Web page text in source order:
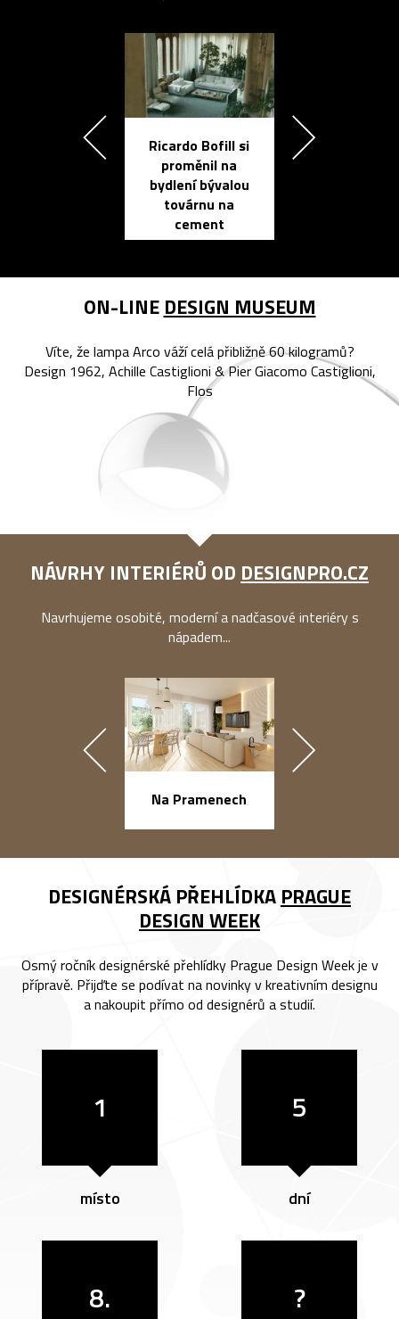
Ricardo Bofill si
proměnil na
bydlení bývalou
továrnu na
cement
ON-LINE DESIGN MUSEUM
Víte, že lampa Arco váží celá přibližně 60 kilogramů?
Design 1962, Achille Castiglioni & Pier Giacomo Castiglioni,
Flos
NÁVRHY INTERIÉRŮ OD DESIGNPRO.CZ
Navrhujeme osobité, moderní a nadčasové interiéry s
nápadem...
Na Pramenech
DESIGNÉRSKÁ PŘEHLÍDKA PRAGUE
DESIGN WEEK
Osmý ročník designérské přehlídky Prague Design Week je v
přípravě. Přijďte se podívat na novinky v kreativním designu
a nakoupit přímo od designérů a studií.
1
místo
5
dní
8. ?